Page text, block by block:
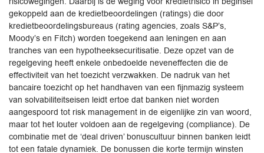
gekoppeld aan de kredietbeoordelingen (ratings) die door
kredietbeoordelingsbureaus (rating agencies, zoals S&P’s,
Moody’s en Fitch) worden toegekend aan leningen en aan
tranches van een hypotheeksecuritisatie. Deze opzet van de
regelgeving heeft enkele onbedoelde neveneffecten die de
effectiviteit van het toezicht verzwakken. De nadruk van het
bancaire toezicht op het handhaven van een fijnmazig systeem
van solvabiliteitseisen leidt ertoe dat banken niet worden
aangespoord tot risk management in de eigenlijke zin van woord,
maar tot het louter voldoen aan de regelgeving (compliance). De
combinatie met de ‘deal driven’ bonuscultuur binnen banken leidt
tot een fatale dynamiek. De bonussen die korte termijn winsten